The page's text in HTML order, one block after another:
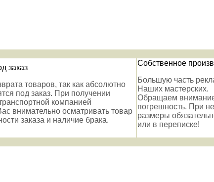
заказ
товаров, так как абсолютно
под заказ. При получении
компанией
внимательно осматривать товар
заказа и наличие брака.
Собственное
Большую часть
Наших мастерских.
Обращаем
погрешность. При
размеры
или в переписке!